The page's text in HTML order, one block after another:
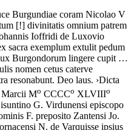
Burgundiae coram Nicolao V
[!] divinitatis omnium patrem
Ioffridi de Luxovio
sacra exemplum extulit pedum
Burgondorum lingere cupit …
nomen cetus caterve
resonabunt. Deo laus. ›Dicta
Marcii Mo CCCCo XLVIIIo
G. Virdunensi episcopo
F. preposito Zantensi Jo.
N. de Varquisse ipsius